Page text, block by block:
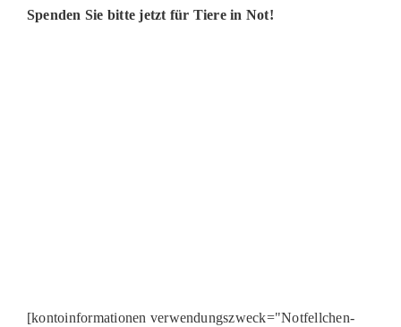
Spenden Sie bitte jetzt für Tiere in Not!
[kontoinformationen verwendungszweck="Notfellchen-